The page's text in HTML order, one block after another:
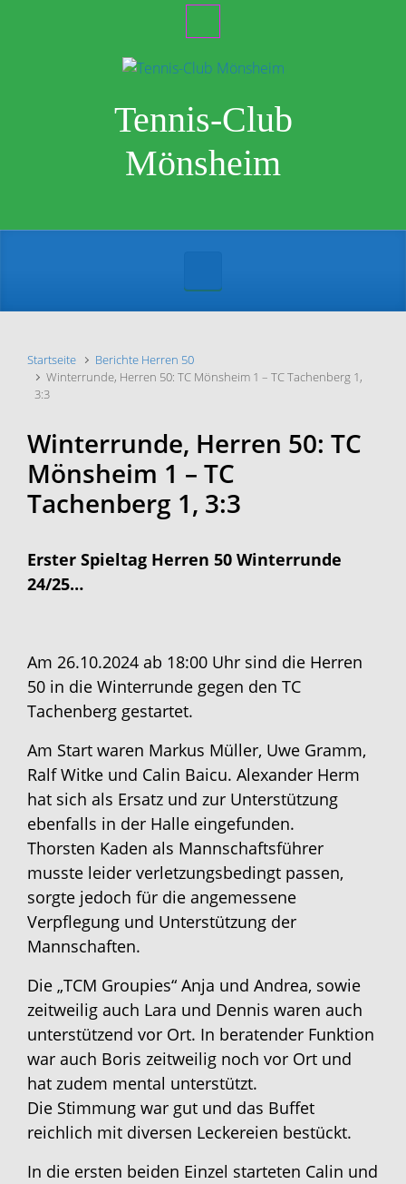
Tennis-Club
Mönsheim
Startseite
Berichte Herren 50
Winterrunde, Herren 50: TC Mönsheim 1 – TC Tachenberg 1,
3:3
Winterrunde, Herren 50: TC
Mönsheim 1 – TC
Tachenberg 1, 3:3
Erster Spieltag Herren 50 Winterrunde
24/25…
Am 26.10.2024 ab 18:00 Uhr sind die Herren
50 in die Winterrunde gegen den TC
Tachenberg gestartet.
Am Start waren Markus Müller, Uwe Gramm,
Ralf Witke und Calin Baicu. Alexander Herm
hat sich als Ersatz und zur Unterstützung
ebenfalls in der Halle eingefunden.
Thorsten Kaden als Mannschaftsführer
musste leider verletzungsbedingt passen,
sorgte jedoch für die angemessene
Verpflegung und Unterstützung der
Mannschaften.
Die „TCM Groupies“ Anja und Andrea, sowie
zeitweilig auch Lara und Dennis waren auch
unterstützend vor Ort. In beratender Funktion
war auch Boris zeitweilig noch vor Ort und
hat zudem mental unterstützt.
Die Stimmung war gut und das Buffet
reichlich mit diversen Leckereien bestückt.
In die ersten beiden Einzel starteten Calin und